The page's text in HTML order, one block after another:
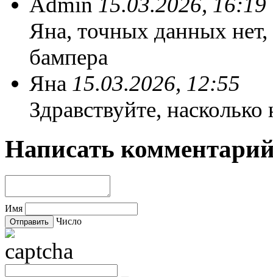
Яна, точных данных
бампера
Яна 15.03.2026, 12:55
Здравствуйте,
Написать
Имя
Число